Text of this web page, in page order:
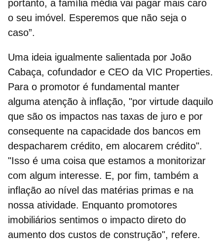
portanto, a família média vai pagar mais caro
o seu imóvel. Esperemos que não seja o
caso”.
Uma ideia igualmente salientada por João
Cabaça, cofundador e CEO da VIC Properties.
Para o promotor é fundamental manter
alguma atenção à inflação, "por virtude daquilo
que são os impactos nas taxas de juro e por
consequente na capacidade dos bancos em
despacharem crédito, em alocarem crédito".
"Isso é uma coisa que estamos a monitorizar
com algum interesse. E, por fim, também a
inflação ao nível das matérias primas e na
nossa atividade. Enquanto promotores
imobiliários sentimos o impacto direto do
aumento dos custos de construção", refere.